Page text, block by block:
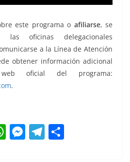
este programa o afiliarse, se
oficinas delegacionales
a la Línea de Atención
obtener información adicional
oficial del programa:
.
W M T